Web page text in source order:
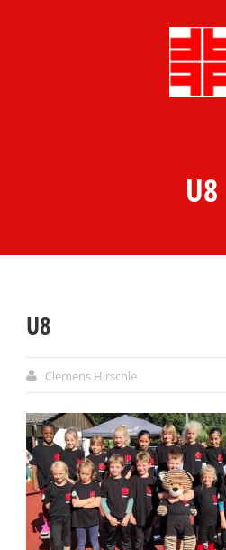
U8
U8
Clemens Hirschle